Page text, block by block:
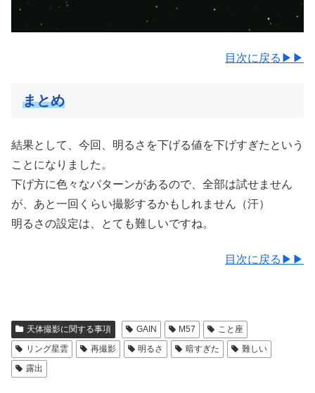
目次に戻る▶▶
まとめ
結果として、今回、明るさを下げる値を下げすぎたという
ことになりました。
下げ方に色々なパターンがあるので、全部は試せません
が、あと一回くらい撮影するかもしれません（汗）
明るさの設定は、とても難しいですね。
目次に戻る▶▶
天体撮影に関する事項 GAIN M57
こと座
リング星雲
再撮影 明るさ 暗すぎた
難しい
露出